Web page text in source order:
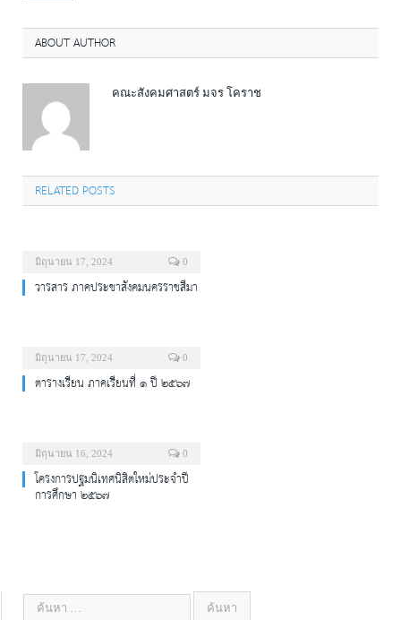
ABOUT AUTHOR
คณะสังคมศาสตร์ มจร โคราช
RELATED POSTS
มิถุนายน 17, 2024 0
วารสาร ภาคประชาสังคมนครราชสีมา
มิถุนายน 17, 2024 0
ตารางเรียน ภาคเรียนที่ ๑ ปี ๒๕๖๗
มิถุนายน 16, 2024 0
โครงการปฐมนิเทศนิสิตใหม่ประจำปี
การศึกษา ๒๕๖๗